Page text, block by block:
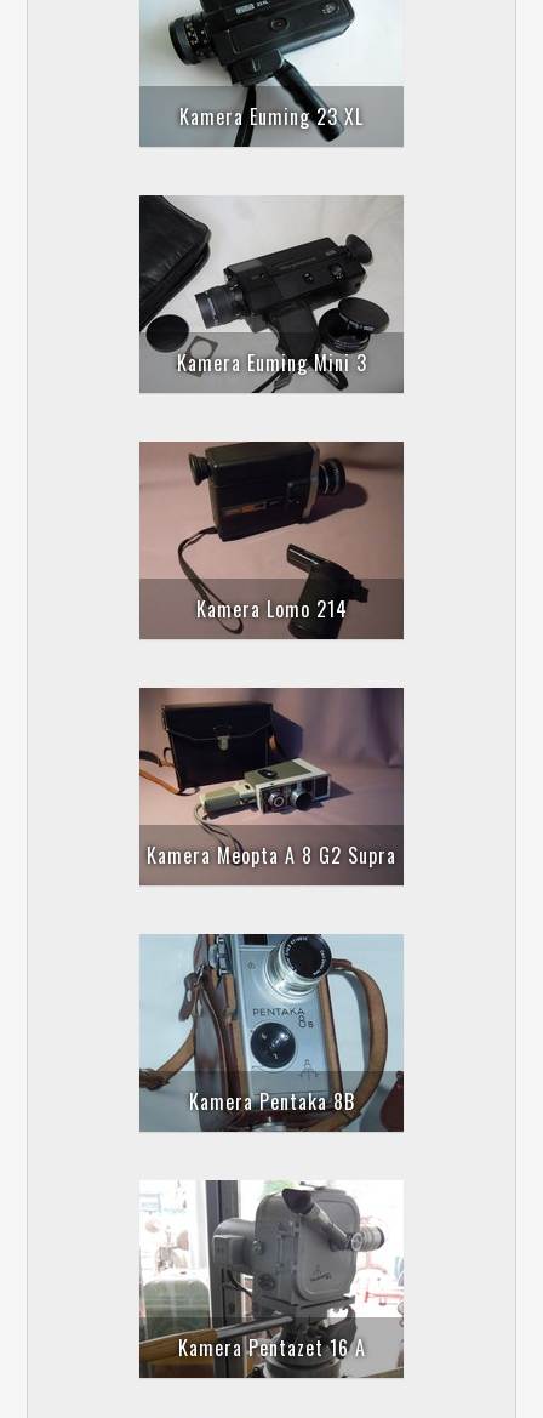
Kamera Euming 23 XL
Kamera Euming Mini 3
Kamera Lomo 214
Kamera Meopta A 8 G2 Supra
Kamera Pentaka 8B
Kamera Pentazet 16 A